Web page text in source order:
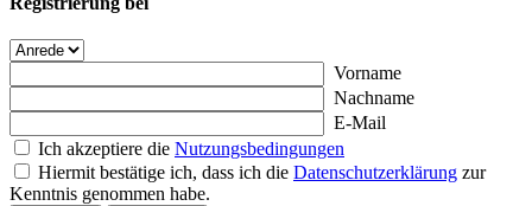
Vorname
Nachname
E-Mail
Ich akzeptiere die Nutzungsbedingungen
Hiermit bestätige ich, dass ich die Datenschutzerklärung zur
Kenntnis genommen habe.